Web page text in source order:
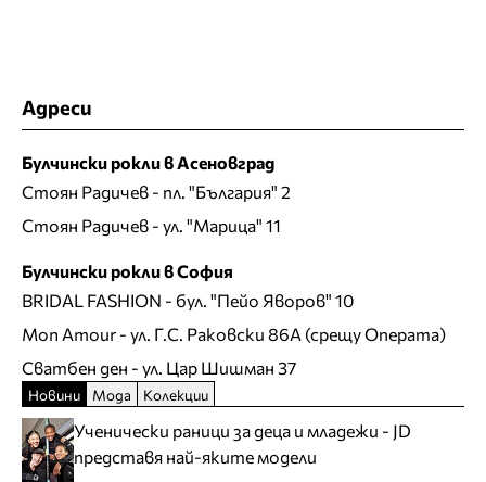
Адреси
Булчински рокли в Асеновград
Стоян Радичев - пл. "България" 2
Стоян Радичев - ул. "Марица" 11
Булчински рокли в София
BRIDAL FASHION - бул. "Пейо Яворов" 10
Mon Amour - ул. Г.С. Раковски 86А (срещу Операта)
Сватбен ден - ул. Цар Шишман 37
Новини Мода Колекции
Ученически раници за деца и младежи - JD
представя най-яките модели